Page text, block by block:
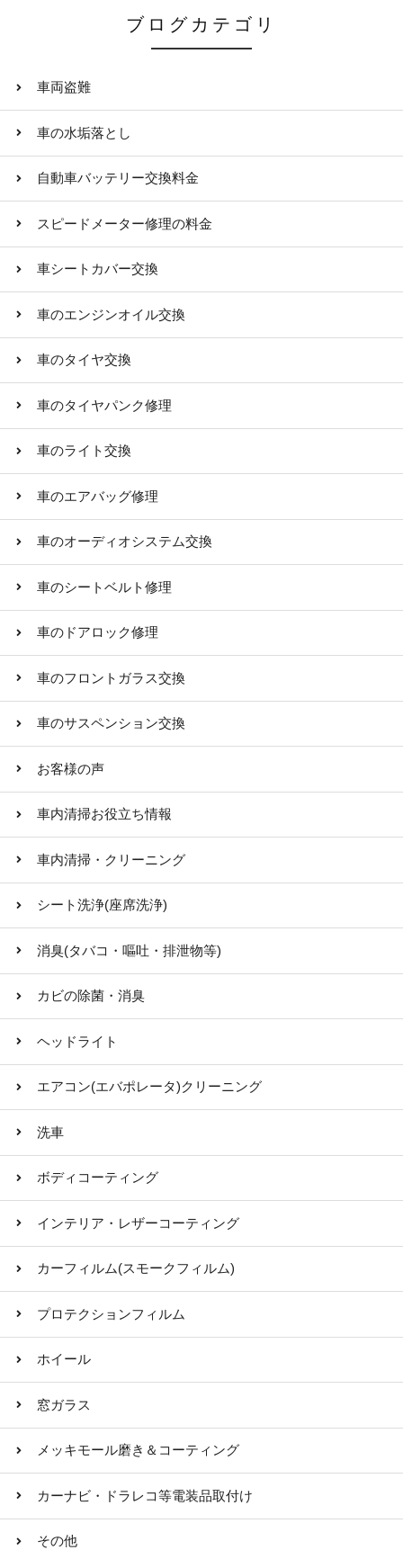
ブログカテゴリ
車両盗難
車の水垢落とし
自動車バッテリー交換料金
スピードメーター修理の料金
車シートカバー交換
車のエンジンオイル交換
車のタイヤ交換
車のタイヤパンク修理
車のライト交換
車のエアバッグ修理
車のオーディオシステム交換
車のシートベルト修理
車のドアロック修理
車のフロントガラス交換
車のサスペンション交換
お客様の声
車内清掃お役立ち情報
車内清掃・クリーニング
シート洗浄(座席洗浄)
消臭(タバコ・嘔吐・排泄物等)
カビの除菌・消臭
ヘッドライト
エアコン(エバポレータ)クリーニング
洗車
ボディコーティング
インテリア・レザーコーティング
カーフィルム(スモークフィルム)
プロテクションフィルム
ホイール
窓ガラス
メッキモール磨き＆コーティング
カーナビ・ドラレコ等電装品取付け
その他